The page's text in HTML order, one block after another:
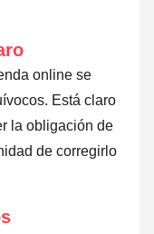
online se
Está claro
la obligación de
de corregirlo